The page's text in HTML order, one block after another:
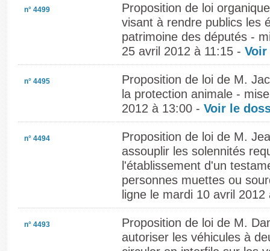
n° 4499
Proposition de loi
visant à rendre publics les
patrimoine des députés -
25 avril 2012 à 11:15 -
n° 4495
Proposition de loi de M.
la protection animale -
2012 à 13:00 - Voir le
n° 4494
Proposition de loi de M.
assouplir les solennités
l'établissement d'un
personnes muettes ou
ligne le mardi 10 avril
n° 4493
Proposition de loi de M.
autoriser les véhicules à